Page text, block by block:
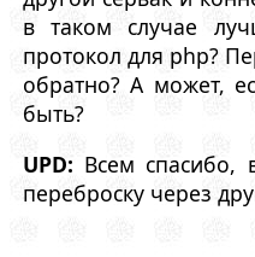
в таком случае
протокол для php?
обратно? А может,
быть?
UPD: Всем спасибо,
переброску через